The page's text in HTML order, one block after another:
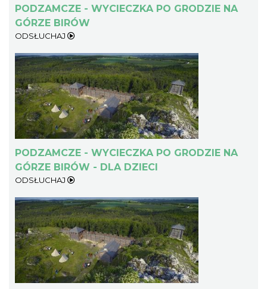
PODZAMCZE - WYCIECZKA PO GRODZIE NA
GÓRZE BIRÓW
ODSŁUCHAJ
PODZAMCZE - WYCIECZKA PO GRODZIE NA
GÓRZE BIRÓW - DLA DZIECI
ODSŁUCHAJ